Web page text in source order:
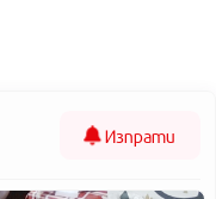
Изпрати